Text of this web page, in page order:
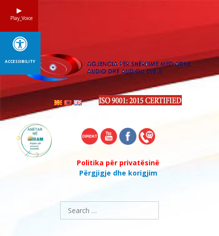
Politika për privatësinë
Përgjigje dhe korigjim
Search
for:
Play_Voice
ACCESSIBILITY